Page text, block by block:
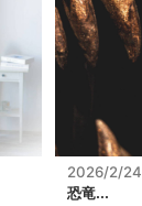
2026/2/24
恐竜...